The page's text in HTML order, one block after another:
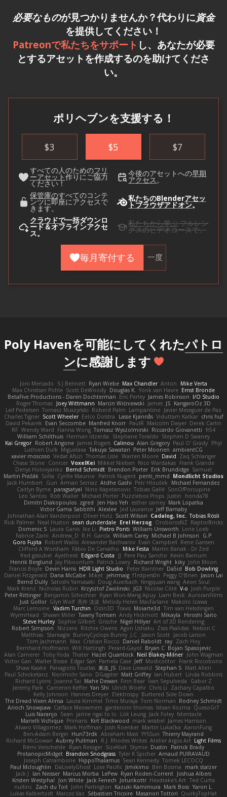
必要なものが見つかりませんか？代わりに資金
を提供してください！
Patreonで私たちをサポート し、あなたが必要
とするアセットを作成するのを助けてくださ
い。
ポリヘブンを支援する！
$3 $5 $7
すべての人のためのフリ
ーアセット作りにご協力
ください！
今後のアセットへの早期
アクセス。
保管庫のすべてのコンテ
ンツに即座にアクセスで
きます。
私たちのBlenderアセッ
トブラウザアドオン。
クラウドで一括ダウンロ
ード＆オフラインアクセ
ス。
私たちから学ぶフルレン
グスのビデオコースで。
毎月寄付する 一度
Poly Havenを可能にしてくれたパトロ
ンに感謝します
Joni Mercado S J Bennett Ryan Wiebe Max Chandler Anton
Mike Verta
Max Christian Pohle Scott DeWoody Douglas K. Yorik van Havre Ernst Bronde
BetaFive Productions - Daren Dochterman Eric Perley James Robinson I/O Studio
Roger Thomas Joey Wittmann Marcin Wiśniewski James JS KangaroOz 3D
Leif Pedersen Tomasz Muszyński Roberd Palm Lampantino Javier Meseguer de Paz
Charles Tigner Scott Wheeler Eelco Dolstra Lasse Kjønnås Viduttam Katkar chris huf
David Pekarek Evan Seccombe Manfred Knorr PaulR Malcolm Dwyer Derek Carlin
RF Wendy Ward Fianna Wong Tomasz Wyszolmirski Riccardo Giovanetti fr54
William Schilthuis Herman Idzerda Stephane Toraldo Stephen D Swaney
Kai Gregor Robert Angone James Rogers Calinou Alan Gregory Paul O' Grady Phyl
Luthien Dulk Miguelaxa Takuya Sawatari Peter Moonen ambientCG
xavier moscoso Vedat Afuzi Thomas Lisle Warren Moore David Zaq Schlanger
Chase Stone Conicer VoxelKei Mikkel Nielsen Nico Wardakas Frank Grande
Denys Holovyanko Bernd Schmidt Brendon Porter Erik Brundidge Samuel
Martin Pražák Sofia Cyrille Maurice Patrick Nugent penti_mmd Mondlicht Studios
Jack Humbert Gun Arman Sernaz Atdhe Gashi Petr Hloušek
Michael Fernandez
Caitlyn Byrne paragsatyal Nino Kapetanovic Tobias Gallé SonOfPorcupine
Leo Santos Rob Waller Michael Porter Puzzlebox Props Justin
honda78
Dimitri Diakopoulos zgred Jen Hao Yeh esther carney Mark Lopatka
Victor Gama Sabbithi Alexlee Jed Laurance Jeff Barnaby
Johnathan Alan Vanderpool Oliver Hotz Scott Wilson Cadalog, Inc. Tobias Rösli
Rick Palmer Neal Huston sean dunderdale Erel Herzog OroborosNZ RaptorBricks
Domenic S Laura Ganis Ike Li Pietro Ponti William Unsworth Lorie Loeb
Fabrice Zaini Andrew_D R.H. García William Carey Michael B Johnson
G.P
Goro Fujita Robert Wallis Alexander Bachvarov Evan Campbell Rene Gansen
Clifford A Worsham Fábio De Carvalho Mike Festa Martin Banak - Dr Zed
fred gissubel Ayetheist Edgard Costa JJ Pere Pau Sancho Kevin Barnum
Henrik Berglund Jay Piboontum Patrick Lowry Richard Wright kiky John Moon
Francis Boyle Devin Harris HDR Light Studio Peter Baintner Da5id Bob Dowling
Daniel Fitzgerald Dana McCabe Miket jehrmaig f1rstpers0n Peggy O'Brien Jason Lai
Bernd Dully Satoshi Yamasaki Doug Auerbach fengquan wang Aeon Soul
Mark Krenz Nicholas Rubin Krzysztof Zwolinski JG3 Nicolas Côté V-o Josh Purple
Peter Rittinger Benjamin Schechter Ryan Won-Meng Apuy Liam Beck AuroranFilms
Just Gollor Glyn Wolf 亮作 淡波 Melody Helen MacFarlane Makoto Izawa
Marc Lemoine Vadim Turchin Odin3D Travis Moiarte3d Tim van Helsdingen
WyrmHead
Shawn Miller Tawny Tomsen Andy Hickmott Mikayla
Hiroshi Saito
Steve Hurley Sophie Gilbert Grische Nigel Hillyer Art of 3D Rendering
Robert Simpson
Nizzero Ritchie Owens Agon Ushaku Zisis Psalidas Nelson C
Matthias Stareagle BunnyCyclops Bunny J.C. Jason Scott Jacob Larson
Tom Jachmann
Max Cristian Rocco Daniel Raboldt ray Zach Hoy
Bernhard Hoffmann Will Hattingh Perard-Gayot Bryan C Bojan Spasojevic
Alan Camerer Toby Yoda Thater Hazel Quantock Neil Blakey-Milner John Wagman
Victor Gan Walter Bosse Edgar San Pamela Case Jeff Modicolitor Frank Riccobono
Shaw Kaake Panagiotis Tourlas 果冻_JS Dave Liewald Stephan S Matt Allen
Paul Schicketanz
Norimichi Sano DGagster Matt Griffey Ian Hubert Linda Robbins
Richard Lyons Joanne Tai Mahe Dewan Finn Bear Ivan Sepulveda
Gabor Z
Jeremy Park
Cameron Keffer Yan Shi Ulrich Woehr Chris Li
Zachary Capalbo
Kelly Johnson Hannes Dreyer Elektrospy Buttered Side Down
The Dread Vixen Alinsa Laura Kimmel Timo Muraja Tom Norman Rodney Schmidt
Arioch Snowpaw Catface Meowmers gardeninn thomas Istvan Kozma QuesoGr7
Luis Naranjo Sean jamie ngai to lo Lök Leung Jack Foley fxtentacle
Marielli Vichique Primaris Kirt Blackwood mark wrabel James Harrison
Alvaro Villagomez Mark Hoffman Josh Roenker Martin Lukačka AaronFung
Ben-Adam Berger Hun73rdk Abraham Mast YYSSun Thierry Mayrand
Richard McGowan Aubrey Pullman R.J. Rhodes Writes Atelier Argos Art Light Films
Rémi Verschelde Ryan Reisiger SizeKivit Stymie Dustin
Patrick Brady
ProtanopicMidget Brandon Snodgrass Tyler K Spicher Arnaud PUIRAVAUD
Joseph Catrambone HippoThalamus Sean Kennedy Tomek LECOCQ
Paul Mcloughlin
DaLivelyGhost Lose Pacific Jimikimo Ben Bosma
mark stalzer
Jack J
Ian Neisser Marcus Morba LePew Ryan Roden-Corrent Joshua Albers
Kristen Westphal
Jon White Jack Fenech Jotunkottr Hexdrake's Art Ted Curtis
nullinc Zach du Toit John Partington Kazuki Kamimura Mark Boss Yaron L.
Lukas Kalbertodt Marcos Vaz Sébastien Tricoire Masanori Tottori QuirkyTopHat